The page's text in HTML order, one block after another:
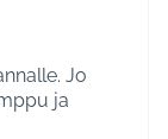
Jo
ja